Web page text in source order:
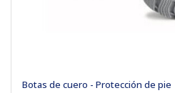
Botas de cuero - Protección de pie